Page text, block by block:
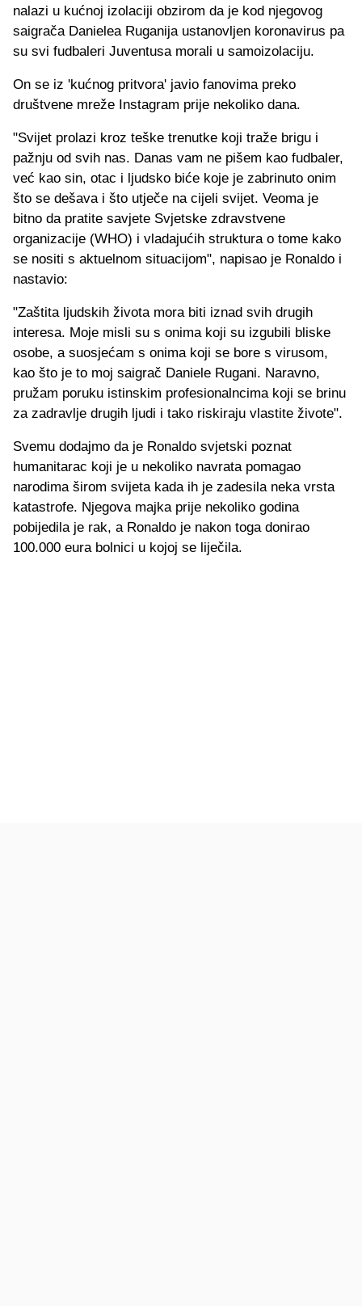
nalazi u kućnoj izolaciji obzirom da je kod njegovog
saigrača Danielea Ruganija ustanovljen koronavirus pa
su svi fudbaleri Juventusa morali u samoizolaciju.
On se iz 'kućnog pritvora' javio fanovima preko
društvene mreže Instagram prije nekoliko dana.
"Svijet prolazi kroz teške trenutke koji traže brigu i
pažnju od svih nas. Danas vam ne pišem kao fudbaler,
već kao sin, otac i ljudsko biće koje je zabrinuto onim
što se dešava i što utječe na cijeli svijet. Veoma je
bitno da pratite savjete Svjetske zdravstvene
organizacije (WHO) i vladajućih struktura o tome kako
se nositi s aktuelnom situacijom", napisao je Ronaldo i
nastavio:
"Zaštita ljudskih života mora biti iznad svih drugih
interesa. Moje misli su s onima koji su izgubili bliske
osobe, a suosjećam s onima koji se bore s virusom,
kao što je to moj saigrač Daniele Rugani. Naravno,
pružam poruku istinskim profesionalncima koji se brinu
za zadravlje drugih ljudi i tako riskiraju vlastite živote".
Svemu dodajmo da je Ronaldo svjetski poznat
humanitarac koji je u nekoliko navrata pomagao
narodima širom svijeta kada ih je zadesila neka vrsta
katastrofe. Njegova majka prije nekoliko godina
pobijedila je rak, a Ronaldo je nakon toga donirao
100.000 eura bolnici u kojoj se liječila.